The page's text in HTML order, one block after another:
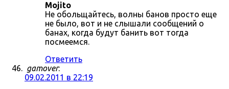
Mojito
Не обольщайтесь, волны банов просто еще
не было, вот и не слышали сообщений о
банах, когда будут банить вот тогда
посмеемся.
Ответить
gamover:
09.02.2011 в 22:19